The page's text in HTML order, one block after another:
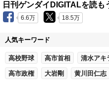
日刊ゲンダイDIGITALを読も
6.6万 18.5万
人気キーワード
高校野球 高市首相 清水アキ
高市政権 大岩剛 黄川田仁志